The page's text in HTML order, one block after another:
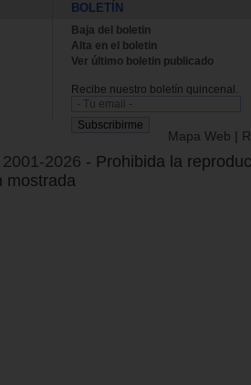
BOLETÍN
Baja del boletin
Alta en el boletin
Ver último boletin publicado
Recibe nuestro boletín quincenal.
Mapa Web |
2026 - Prohibida la
mostrada